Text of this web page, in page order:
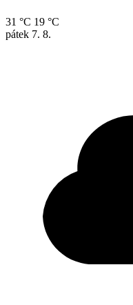
31 °C 19 °C
pátek 7. 8.